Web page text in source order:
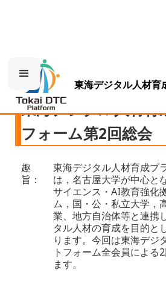
東海デジタル人材育
東海デジタル人材育
フォーム第2回総会
趣
旨：
東海デジタル人材育成プ
は，名古屋大学が中心と
サイエンス・AI教育強化
ム，国・公・私立大学，
業、地方自治体等と連携
タル人材の育成を目的と
ります。今回は東海デジ
トフォーム全会員による
ます。